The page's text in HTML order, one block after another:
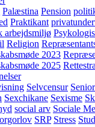
Palæstina Pension
Praktikant
arbejdsmiljø
Religion
2023
2025
Selvcensur
Sexchikane Sexisme
social arv Sociale
SRP Stress